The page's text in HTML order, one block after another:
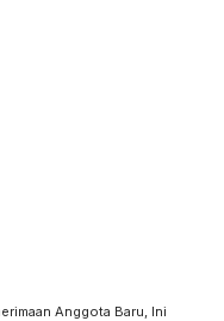
Anggota Baru, Ini